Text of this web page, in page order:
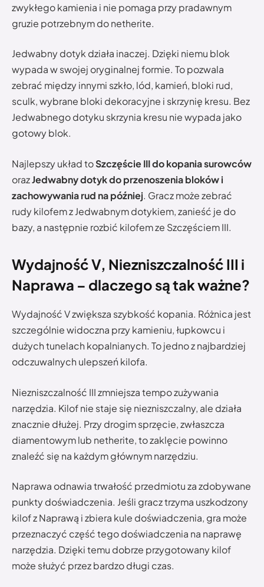
zwykłego kamienia i nie pomaga przy pradawnym
gruzie potrzebnym do netherite.
Jedwabny dotyk działa inaczej. Dzięki niemu blok
wypada w swojej oryginalnej formie. To pozwala
zebrać między innymi szkło, lód, kamień, bloki rud,
sculk, wybrane bloki dekoracyjne i skrzynię kresu. Bez
Jedwabnego dotyku skrzynia kresu nie wypada jako
gotowy blok.
Najlepszy układ toSzczęście III do kopania surowców
orazJedwabny dotyk do przenoszenia bloków i
zachowywania rud na później. Gracz może zebrać
rudy kilofem z Jedwabnym dotykiem, zanieść je do
bazy, a następnie rozbić kilofem ze Szczęściem III.
Wydajność V, Niezniszczalność III i
Naprawa – dlaczego są tak ważne?
Wydajność V zwiększa szybkość kopania. Różnica jest
szczególnie widoczna przy kamieniu, łupkowcu i
dużych tunelach kopalnianych. To jedno z najbardziej
odczuwalnych ulepszeń kilofa.
Niezniszczalność III zmniejsza tempo zużywania
narzędzia. Kilof nie staje się niezniszczalny, ale działa
znacznie dłużej. Przy drogim sprzęcie, zwłaszcza
diamentowym lub netherite, to zaklęcie powinno
znaleźć się na każdym głównym narzędziu.
Naprawa odnawia trwałość przedmiotu za zdobywane
punkty doświadczenia. Jeśli gracz trzyma uszkodzony
kilof z Naprawą i zbiera kule doświadczenia, gra może
przeznaczyć część tego doświadczenia na naprawę
narzędzia. Dzięki temu dobrze przygotowany kilof
może służyć przez bardzo długi czas.